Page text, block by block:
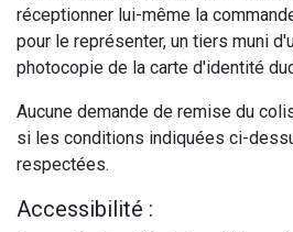
réceptionner lui-même la
pour le représenter, un tiers muni
photocopie de la carte d'identité
Aucune demande de remise du
si les conditions indiquées ci-
respectées.
Accessibilité :